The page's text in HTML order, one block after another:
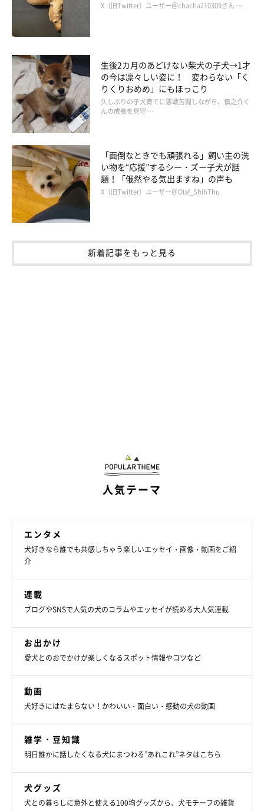
参照／Instagram（ @norinoripiiii）
文／二宮ねこむ
X（旧Twitter）ユーザー＠chacha210309さん …
生後2カ月のあどけない柴犬の子犬→1才
の今は凛々しい姿に！ 変わらない「く
りくりおめめ」にもほっこり
久しぶりの子犬育てに悪戦苦闘しながら、慎之介く
んの成長を見守 …
「面倒なときでも頑張れる」飼い主の洗
い物を“応援”するシー・ズー子犬が話
題！「俄然やる気出ますね」の声も
X（旧Twitter）ユーザー＠Olaf_ShihThu
新着記事をもっと見る
人気テーマ
エンタメ
犬好きなら誰でも共感しちゃう楽しいエッセイ・画像・動画をご紹
介
連載
ブログやSNSで人気の犬のコラムやエッセイが読める大人気連載
お出かけ
愛犬とのおでかけが楽しくなるスポット情報やコツなど
動画
犬好きにはたまらない！かわいい・面白い・感動の犬の動画
雑学・豆知識
明日誰かに話したくなる犬にまつわる”あれこれ”ネタはこちら
犬グッズ
犬との暮らしに意外と使える100均グッズから、犬モチーフの雑貨